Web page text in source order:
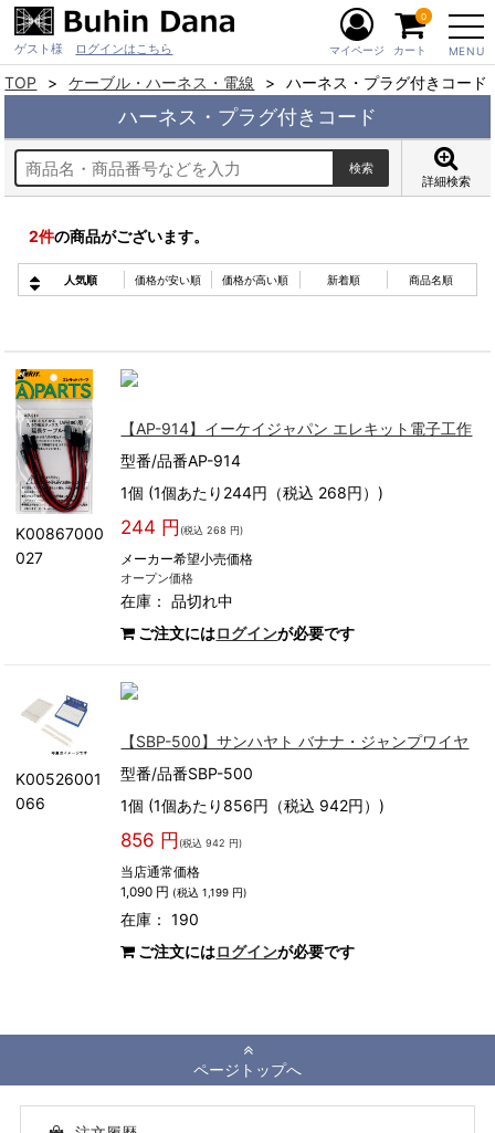
ゲスト様 ログインはこちら MENU
マイページ カート
0
TOP ケーブル・ハーネス・電線 ハーネス・プラグ付きコード
ハーネス・プラグ付きコード
詳細検索
2件の商品がございます。
人気順 価格が安い順 価格が高い順 新着順 商品名順
K00867000
027
【AP-914】イーケイジャパン エレキット電子工作
型番/品番AP-914
1個 (1個あたり244円（税込 268円）)
244 円 (税込 268 円)
メーカー希望小売価格
オープン価格
在庫：品切れ中
ご注文にはログインが必要です
K00526001
066
【SBP-500】サンハヤト バナナ・ジャンプワイヤ
型番/品番SBP-500
1個 (1個あたり856円（税込 942円）)
856 円 (税込 942 円)
当店通常価格
1,090 円 (税込 1,199 円)
在庫： 190
ご注文にはログインが必要です
ページトップへ